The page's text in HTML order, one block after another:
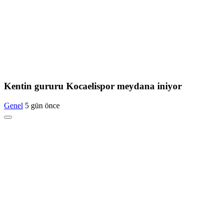
Kentin gururu Kocaelispor meydana iniyor
Genel 5 gün önce